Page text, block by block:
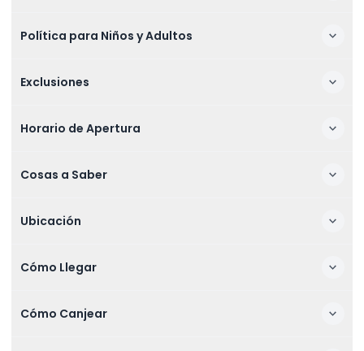
Política para Niños y Adultos
Exclusiones
Horario de Apertura
Cosas a Saber
Ubicación
Cómo Llegar
Cómo Canjear